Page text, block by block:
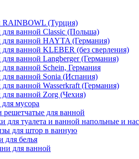
RAINBOWL (Турция)
для ванной Classic (Польша)
для ванной HAYTA (Германия)
для ванной KLEBER (без сверления)
для ванной Langberger (Германия)
для ванной Schein, Германия
для ванной Sonia (Испания)
ванной Wasserkraft (Германия)
для ванной Zorg (Чехия)
мусора
решетчатые для ванной
для туалета и ванной напольные и
для штор в ванную
для белья
для ванной